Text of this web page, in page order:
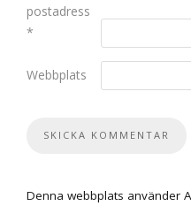
postadress
*
Webbplats
Denna webbplats använder